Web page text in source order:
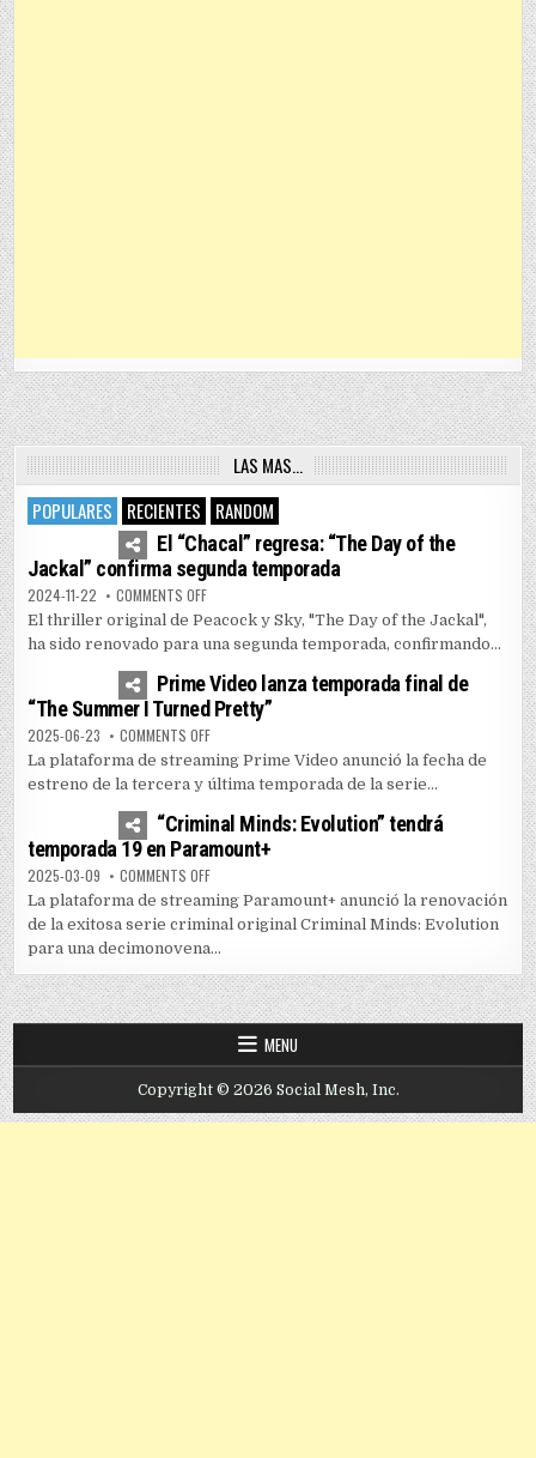
LAS MAS…
POPULARES
RECIENTES RANDOM
4 7443
El “Chacal” regresa: “The Day of the
Jackal” confirma segunda temporada
2024-11-22 COMMENTS OFFON EL “CHACAL” REGRESA: “THE DAY OF THE JACKAL”
El thriller original de Peacock y Sky, "The Day of the Jackal",
ha sido renovado para una segunda temporada, confirmando...
1 5156
Prime Video lanza temporada final de
“The Summer I Turned Pretty”
2025-06-23 COMMENTS OFFON PRIME VIDEO LANZA TEMPORADA FINAL DE “THE
La plataforma de streaming Prime Video anunció la fecha de
estreno de la tercera y última temporada de la serie...
0 3591
“Criminal Minds: Evolution” tendrá
temporada 19 en Paramount+
2025-03-09 COMMENTS OFFON “CRIMINAL MINDS: EVOLUTION” TENDRÁ
La plataforma de streaming Paramount+ anunció la renovación
de la exitosa serie criminal original Criminal Minds: Evolution
para una decimonovena...
MENU
Copyright © 2026 Social Mesh, Inc.